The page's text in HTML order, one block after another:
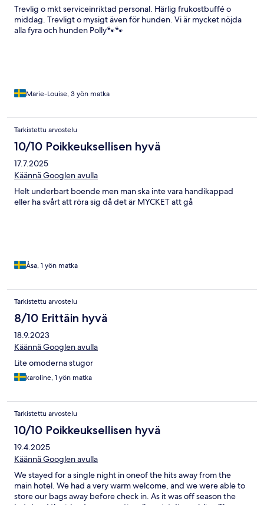
Trevlig o mkt serviceinriktad personal. Härlig frukostbuffé o
middag. Trevligt o mysigt även för hunden. Vi är mycket nöjda
alla fyra och hunden Polly🐾🐾
Marie-Louise, 3 yön matka
Tarkistettu arvostelu
10/10 Poikkeuksellisen hyvä
17.7.2025
Käännä Googlen avulla
Helt underbart boende men man ska inte vara handikappad
eller ha svårt att röra sig då det är MYCKET att gå
Åsa, 1 yön matka
Tarkistettu arvostelu
8/10 Erittäin hyvä
18.9.2023
Käännä Googlen avulla
Lite omoderna stugor
karoline, 1 yön matka
Tarkistettu arvostelu
10/10 Poikkeuksellisen hyvä
19.4.2025
Käännä Googlen avulla
We stayed for a single night in oneof the hits away from the
main hotel. We had a very warm welcome, and we were able to
store our bags away before check in. As it was off season the